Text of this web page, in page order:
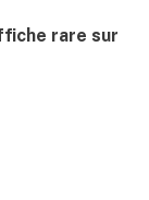
rare sur